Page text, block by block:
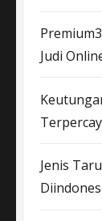
Judi
Jenis